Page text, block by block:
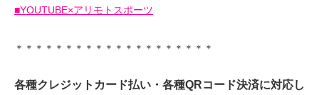
■YOUTUBE×アリモトスポーツ
＊＊＊＊＊＊＊＊＊＊＊＊＊＊＊＊＊＊＊＊
各種クレジットカード払い・各種QRコード決済に対応し